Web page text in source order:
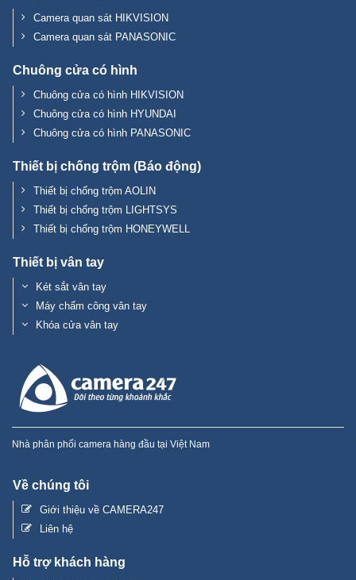
Camera quan sát HIKVISION
Camera quan sát PANASONIC
Chuông cửa có hình
Chuông cửa có hình HIKVISION
Chuông cửa có hình HYUNDAI
Chuông cửa có hình PANASONIC
Thiết bị chống trộm (Báo động)
Thiết bị chống trộm AOLIN
Thiết bị chống trộm LIGHTSYS
Thiết bị chống trộm HONEYWELL
Thiết bị vân tay
Két sắt vân tay
Máy chấm công vân tay
Khóa cửa vân tay
Nhà phân phối camera hàng đầu tại Việt Nam
Về chúng tôi
Giới thiệu về CAMERA247
Liên hệ
Hỗ trợ khách hàng